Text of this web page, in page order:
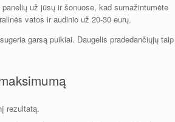
už jūsų ir šonuose, kad sumažintumėte
vatos ir audinio už 20-30 eurų.
garsą puikiai. Daugelis pradedančiųjų taip
rezultatą.